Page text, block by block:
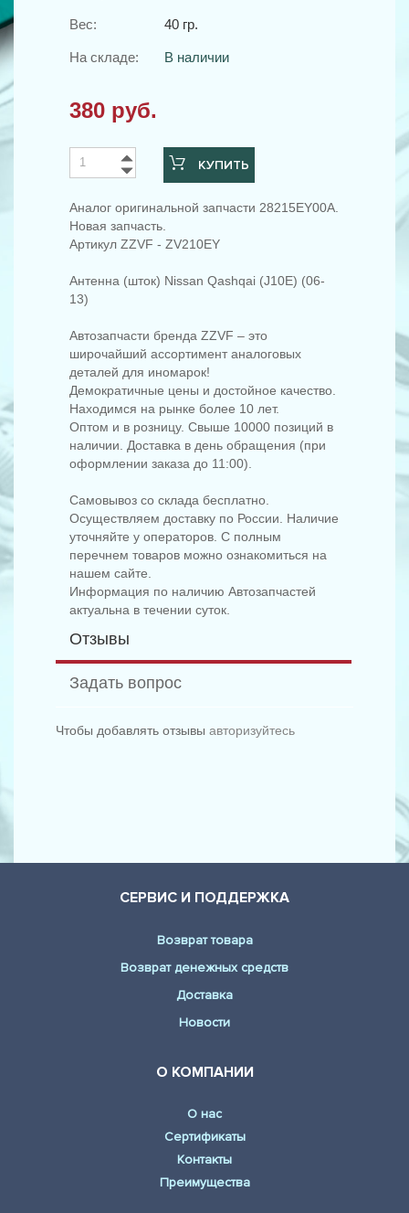
Вес: 40 гр.
На складе: В наличии
380 руб.
КУПИТЬ
Аналог оригинальной запчасти 28215EY00A.
Новая запчасть.
Артикул ZZVF - ZV210EY
Антенна (шток) Nissan Qashqai (J10E) (06-
13)
Автозапчасти бренда ZZVF – это
широчайший ассортимент аналоговых
деталей для иномарок!
Демократичные цены и достойное качество.
Находимся на рынке более 10 лет.
Оптом и в розницу. Свыше 10000 позиций в
наличии. Доставка в день обращения (при
оформлении заказа до 11:00).
Самовывоз со склада бесплатно.
Осуществляем доставку по России. Наличие
уточняйте у операторов. С полным
перечнем товаров можно ознакомиться на
нашем сайте.
Информация по наличию Автозапчастей
актуальна в течении суток.
Отзывы
Задать вопрос
Чтобы добавлять отзывы авторизуйтесь
СЕРВИС И ПОДДЕРЖКА
Возврат товара
Возврат денежных средств
Доставка
Новости
О КОМПАНИИ
О нас
Сертификаты
Контакты
Преимущества